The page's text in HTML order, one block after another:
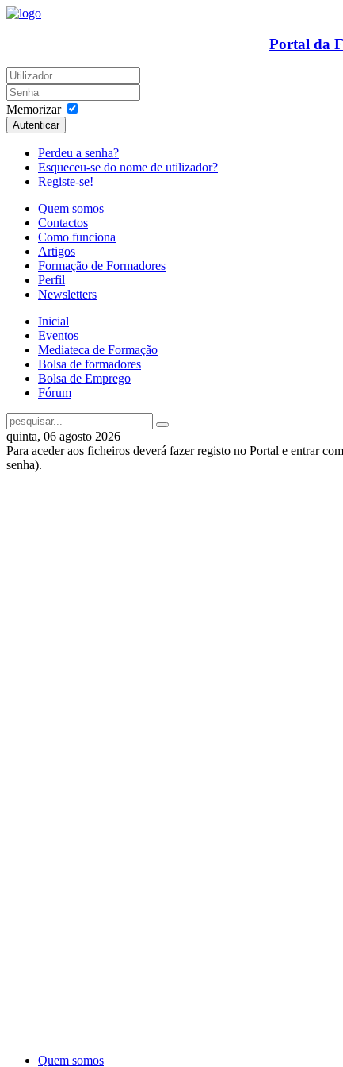
Portal da
Memorizar
Autenticar
Perdeu a senha?
Esqueceu-se do nome de utilizador?
Registe-se!
Quem somos
Contactos
Como funciona
Artigos
Formação de Formadores
Perfil
Newsletters
Inicial
Eventos
Mediateca de Formação
Bolsa de formadores
Bolsa de Emprego
Fórum
quinta, 06 agosto 2026
Para aceder aos ficheiros deverá fazer registo no Portal e entrar
senha).
Quem somos